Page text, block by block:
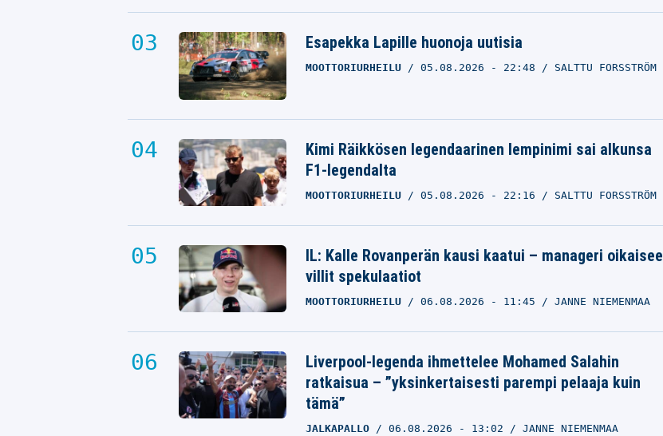
Esapekka Lapille huonoja uutisia
MOOTTORIURHEILU 05.08.2026 - 22:48 SALTTU FORSSTRÖM
Kimi Räikkösen legendaarinen lempinimi sai alkunsa
F1-legendalta
MOOTTORIURHEILU 05.08.2026 - 22:16 SALTTU FORSSTRÖM
IL: Kalle Rovanperän kausi kaatui – manageri oikaisee
villit spekulaatiot
MOOTTORIURHEILU 06.08.2026 - 11:45 JANNE NIEMENMAA
Liverpool-legenda ihmettelee Mohamed Salahin
ratkaisua – ”yksinkertaisesti parempi pelaaja kuin
tämä”
JALKAPALLO 06.08.2026 - 13:02 JANNE NIEMENMAA